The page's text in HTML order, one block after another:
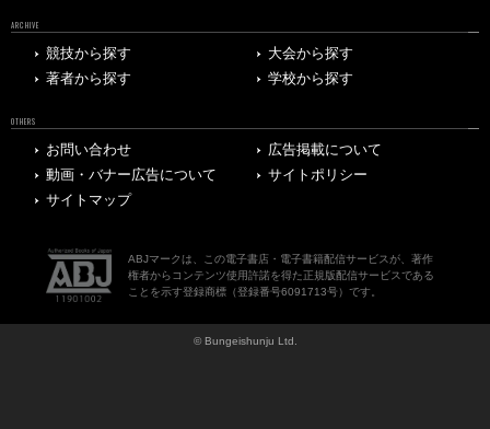
ARCHIVE
競技から探す
大会から探す
著者から探す
学校から探す
OTHERS
お問い合わせ
広告掲載について
動画・バナー広告について
サイトポリシー
サイトマップ
ABJマークは、この電子書店・電子書籍配信サービスが、著作
権者からコンテンツ使用許諾を得た正規版配信サービスである
ことを示す登録商標（登録番号6091713号）です。
© Bungeishunju Ltd.